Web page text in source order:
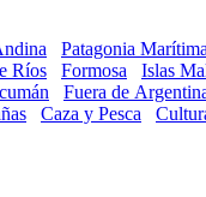
Patagonia Marítima
Ríos Formosa Islas
Fuera de
Caza y Pesca